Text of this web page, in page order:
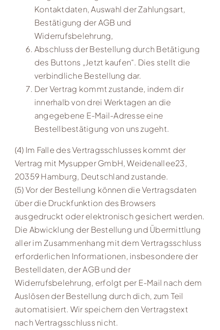
Kontaktdaten, Auswahl der Zahlungsart,
Bestätigung der AGB und
Widerrufsbelehrung,
Abschluss der Bestellung durch Betätigung
des Buttons „Jetzt kaufen“. Dies stellt die
verbindliche Bestellung dar.
Der Vertrag kommt zustande, indem dir
innerhalb von drei Werktagen an die
angegebene E-Mail-Adresse eine
Bestellbestätigung von uns zugeht.
(4) Im Falle des Vertragsschlusses kommt der
Vertrag mit Mysupper GmbH, Weidenallee23,
20359 Hamburg, Deutschland zustande.
(5) Vor der Bestellung können die Vertragsdaten
über die Druckfunktion des Browsers
ausgedruckt oder elektronisch gesichert werden.
Die Abwicklung der Bestellung und Übermittlung
aller im Zusammenhang mit dem Vertragsschluss
erforderlichen Informationen, insbesondere der
Bestelldaten, der AGB und der
Widerrufsbelehrung, erfolgt per E-Mail nach dem
Auslösen der Bestellung durch dich, zum Teil
automatisiert. Wir speichern den Vertragstext
nach Vertragsschluss nicht.